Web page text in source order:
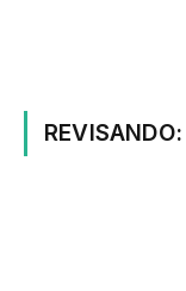
REVISANDO: